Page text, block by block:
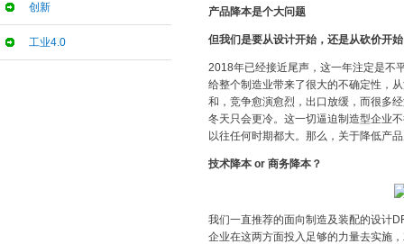
创新
工业4.0
产品降本是个大问题
但我们是要从设计开始，还是从砍价开
2018年已经接近尾声，这一年注定是不
给整个制造业带来了很大的不确定性，
和，竞争愈演愈烈，出口放缓，而很多
冬天只会更冷。这一切逼迫制造型企业
以往任何时期都大。那么，关于降低产
技术降本 or 商务降本？
我们一直推荐的面向制造及装配的设计
企业在这两方面投入足够的力量去实施